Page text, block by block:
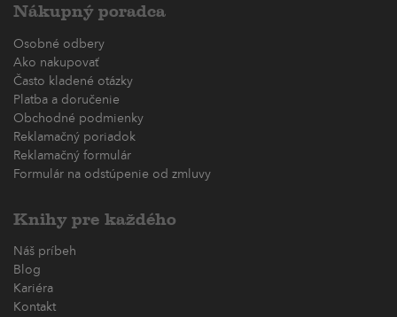
Nákupný poradca
Osobné odbery
Ako nakupovať
Často kladené otázky
Platba a doručenie
Obchodné podmienky
Reklamačný poriadok
Reklamačný formulár
Formulár na odstúpenie od zmluvy
Knihy pre každého
Náš príbeh
Blog
Kariéra
Kontakt